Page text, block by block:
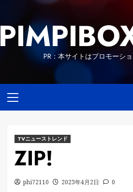
content
PR：本サイトはプロモーシ
Menu
TVニューストレンド
ZIP!
phi72110 2023年4月2日 0